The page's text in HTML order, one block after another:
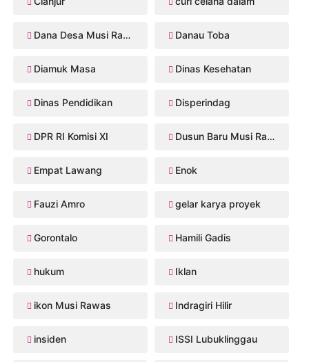
Dana Desa Musi Rawas Danau Toba
Diamuk Masa Dinas Kesehatan
Dinas Pendidikan Disperindag
DPR RI Komisi XI Dusun Baru Musi Rawas
Empat Lawang Enok
Fauzi Amro gelar karya proyek
Gorontalo Hamili Gadis
hukum Iklan
ikon Musi Rawas Indragiri Hilir
insiden ISSI Lubuklinggau